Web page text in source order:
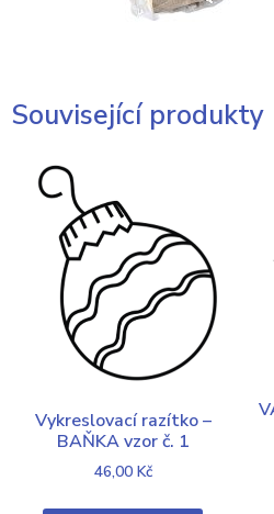
Související produkty
Vykreslovací razítko –
BAŇKA vzor č. 1
46,00 Kč